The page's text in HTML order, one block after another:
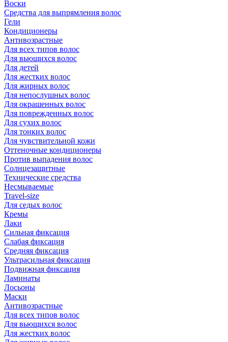
Воски
Средства для выпрямления волос
Гели
Кондиционеры
Антивозрастные
Для всех типов волос
Для вьющихся волос
Для детей
Для жестких волос
Для жирных волос
Для непослушных волос
Для окрашенных волос
Для поврежденных волос
Для сухих волос
Для тонких волос
Для чувствительной кожи
Оттеночные кондиционеры
Против выпадения волос
Солнцезащитные
Технические средства
Несмываемые
Travel-size
Для седых волос
Кремы
Лаки
Сильная фиксация
Слабая фиксация
Средняя фиксация
Ультрасильная фиксация
Подвижная фиксация
Ламинаты
Лосьоны
Маски
Антивозрастные
Для всех типов волос
Для вьющихся волос
Для жестких волос